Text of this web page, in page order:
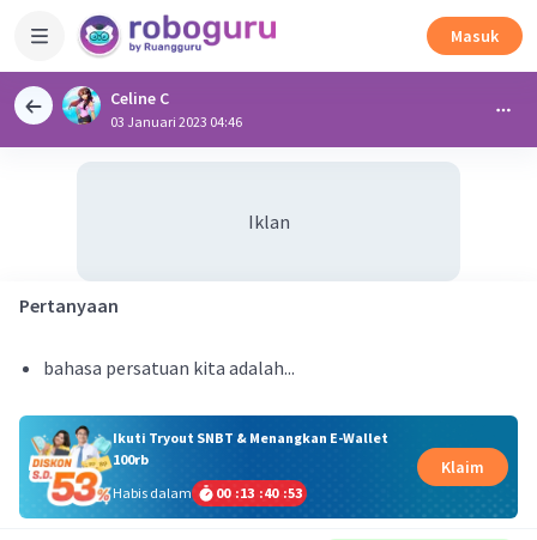
Masuk
Celine C
03 Januari 2023 04:46
Iklan
Pertanyaan
bahasa persatuan kita adalah...
Ikuti Tryout SNBT & Menangkan E-Wallet
100rb
Habis dalam
00 :13 :40 :53
Klaim